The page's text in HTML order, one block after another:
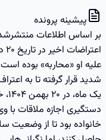
پیشینه پرونده
بر اساس اطلاعات
علیه او «محاربه» بوده
شدید قرار گرفته تا به
یک
دستگیری اجازه ملاقات با
خانواده بود تا از وضعیت